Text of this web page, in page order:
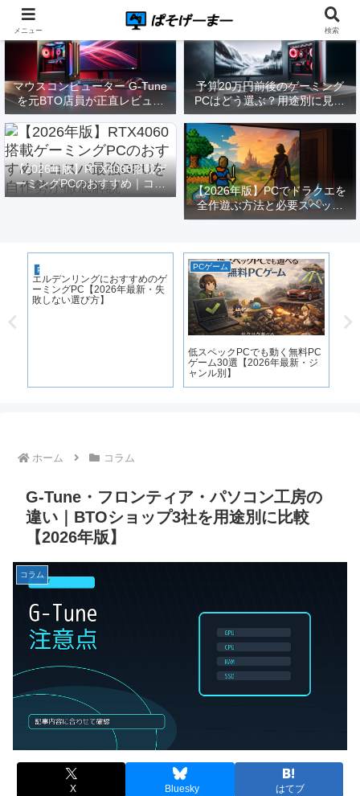
マウスコンピューター G-Tune
を元BTO店員が正直レビュー
｜実際どうなの？
予算20万円前後のゲーミング
PCはどう選ぶ？用途別に見る
構成と注意点【2026年版】
【2026年版】RTX4060搭載ゲ
ーミングPCのおすすめ｜コス
パ最強GPUを自作勢が徹底解
【2026年版】PCでドラクエを
全作遊ぶ方法と必要スペック
｜FF14勢がまとめてみた
PCゲーム
エルデンリングにおすすめのゲ
ーミングPC【2026年最新・失
敗しない選び方】
PCゲーム
低スペックPCでも動く無料PC
ゲーム30選【2026年最新・ジ
ャンル別】
ホーム コラム
G-Tune・フロンティア・パソコン工房の
違い｜BTOショップ3社を用途別に比較
【2026年版】
コラム
X Bluesky はてブ
メニュー 検索